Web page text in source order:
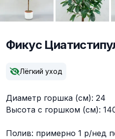
Фикус
Описание
Лёгкий уход
Диаметр горшка (см): 24
Высота с горшком (см):
Полив: примерно 1 р/нед